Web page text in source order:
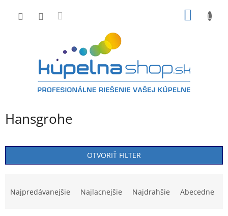
Hansgrohe
OTVORIŤ FILTER
Najpredávanejšie Najlacnejšie Najdrahšie Abecedne